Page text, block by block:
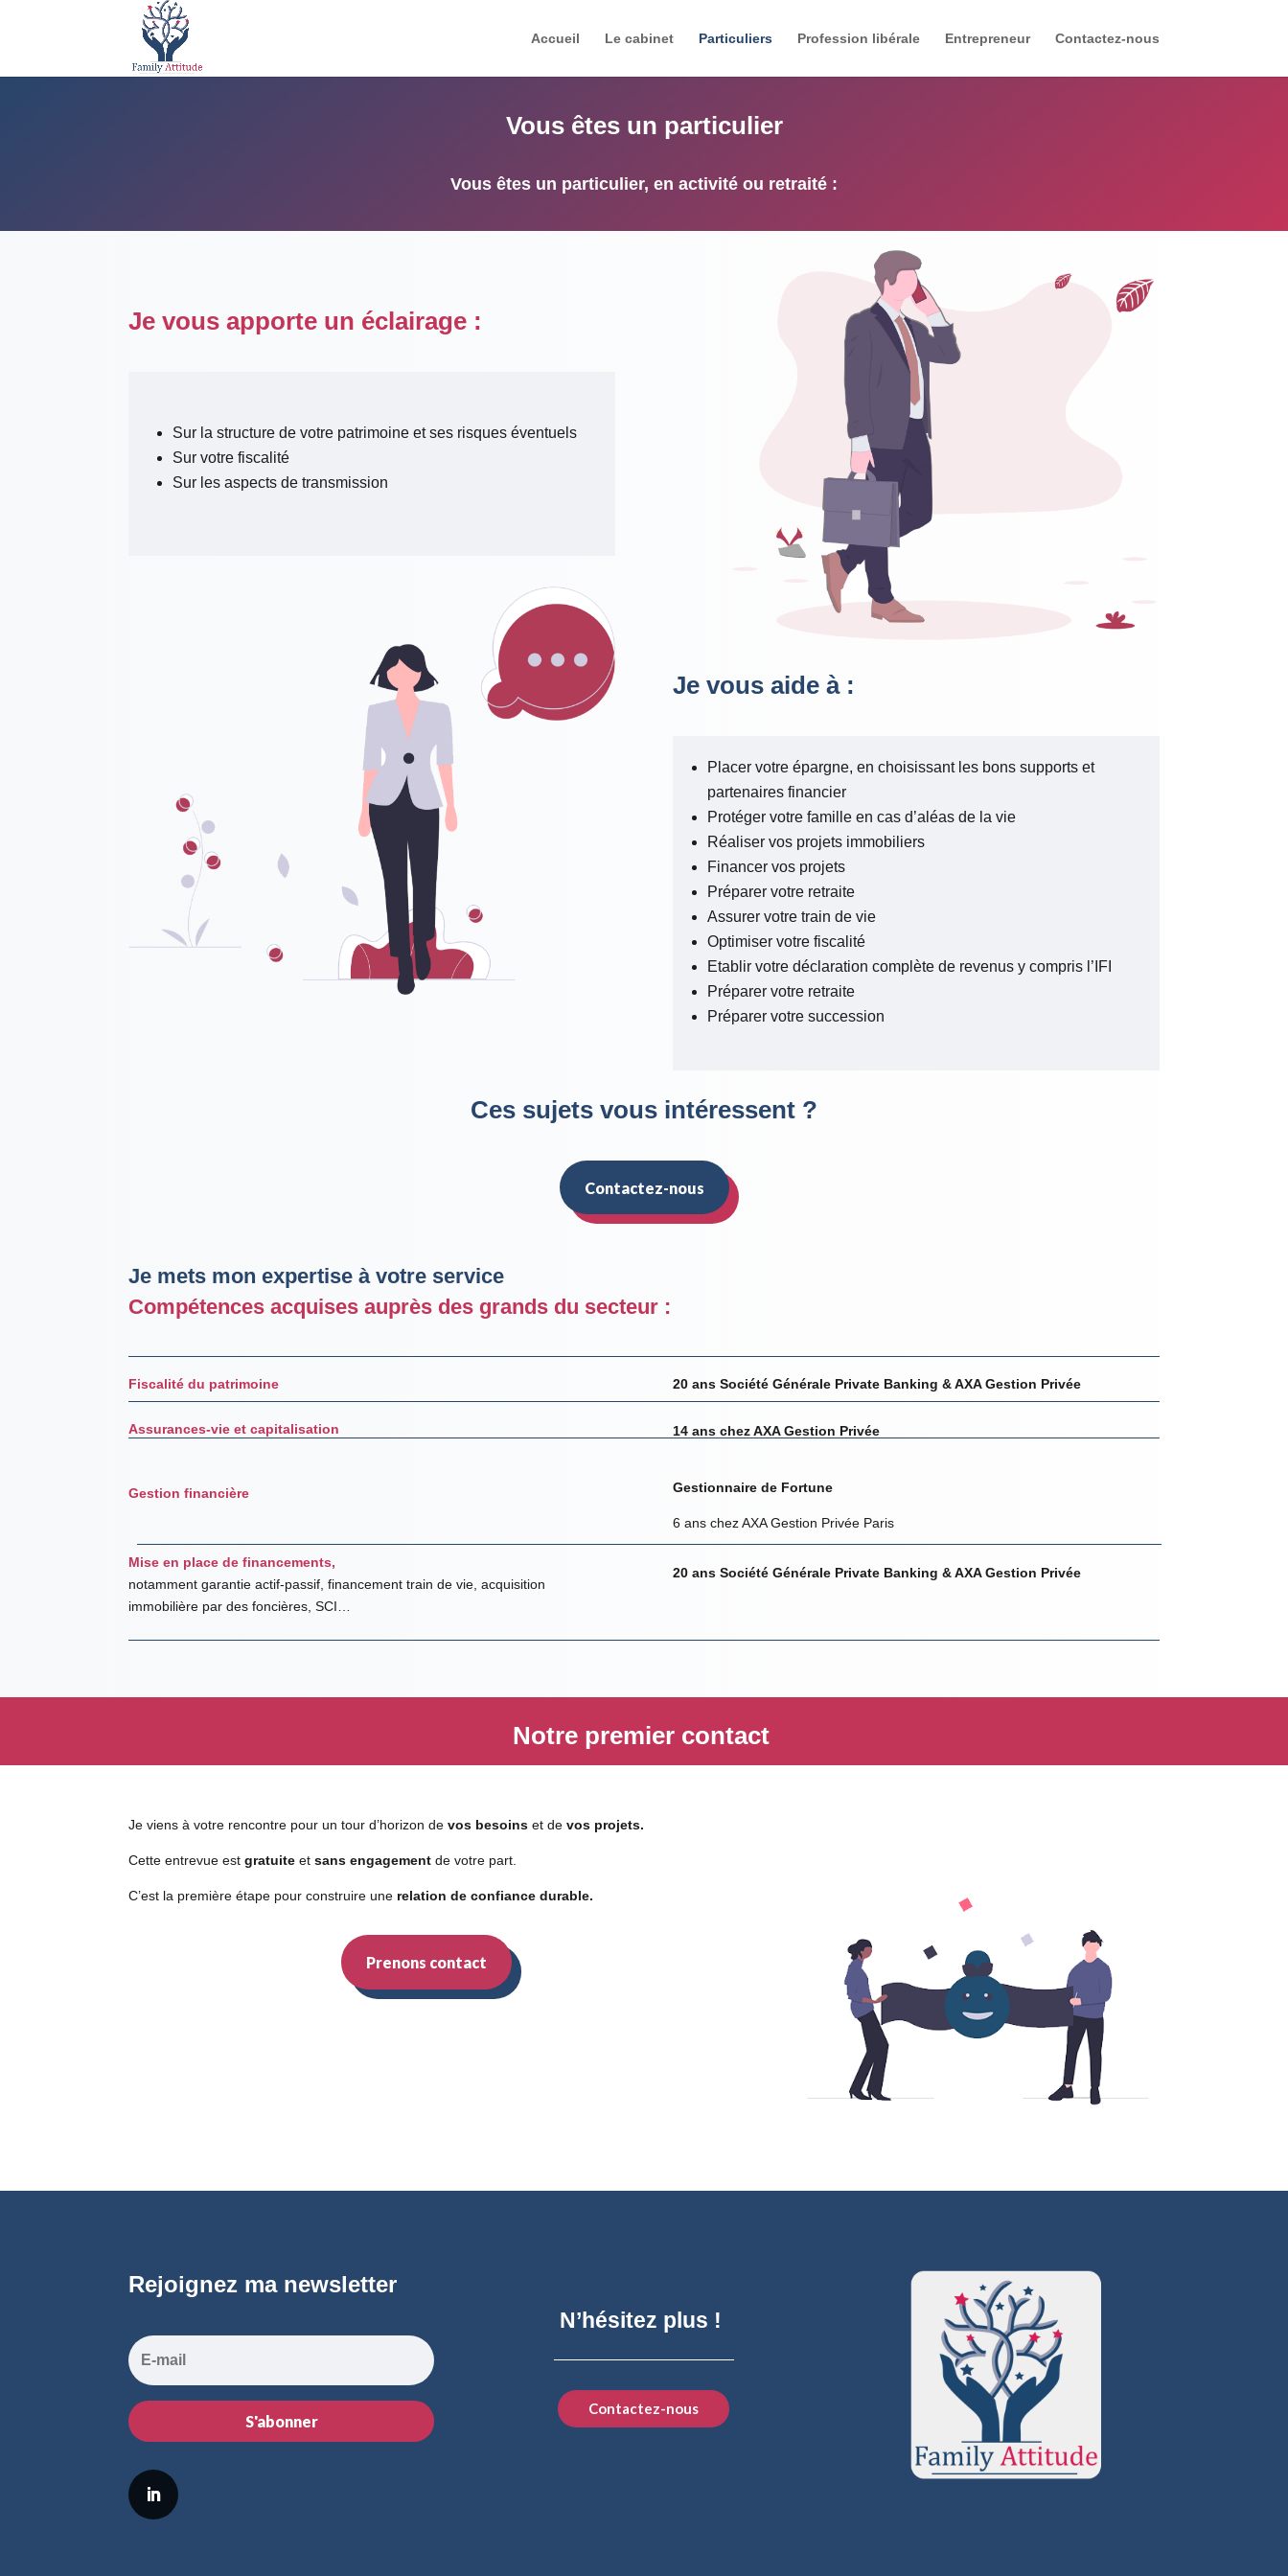
Accueil Le cabinet Particuliers Profession libérale Entrepreneur Contactez-nous
Vous êtes un particulier
Vous êtes un particulier, en activité ou retraité :
Je vous apporte un éclairage :
Sur la structure de votre patrimoineet ses risques éventuels
Sur votre fiscalité
Sur les aspects de transmission
Je vous aide à :
Placer votre épargne, en choisissant les bons supports et
partenaires financier
Protéger votre famille en cas d’aléas de la vie
Réaliser vos projets immobiliers
Financer vos projets
Préparer votre retraite
Assurer votre train de vie
Optimiser votre fiscalité
Etablir votre déclaration complète de revenus y compris l’IFI
Préparer votre retraite
Préparer votre succession
Ces sujets vous intéressent ?
Contactez-nous
Je mets mon expertise à votre service
Compétences acquises auprès des grands du secteur :
Fiscalité du patrimoine 20 ans Société Générale Private Banking & AXA Gestion Privée
Assurances-vie et capitalisation 14 ans chez AXA Gestion Privée
Gestion financière Gestionnaire de Fortune
6 ans chez AXA Gestion Privée Paris
Mise en place de financements,
notamment garantie actif-passif, financement train de vie, acquisition
immobilière par des foncières, SCI…
20 ans Société Générale Private Banking & AXA Gestion Privée
Notre premier contact
Je viens à votre rencontre pour un tour d’horizon devos besoinset devos projets.
Cette entrevue estgratuiteetsans engagementde votre part.
C’est la première étape pour construire une relation de confiance durable.
Prenons contact
Rejoignez ma newsletter
S'abonner
N’hésitez plus !
Contactez-nous